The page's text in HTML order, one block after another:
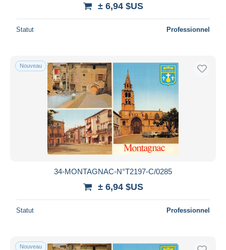
Tout désélectionner
Monde entier
Appliquer
± 6,94 $US
Statut Professionnel
Nouveau
34-MONTAGNAC-N°T2197-C/0285
± 6,94 $US
Statut Professionnel
Nouveau